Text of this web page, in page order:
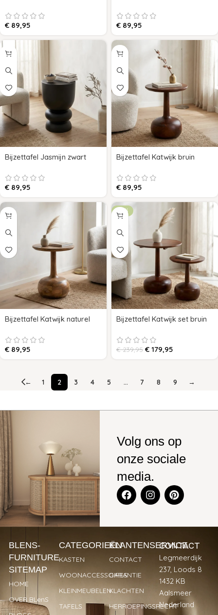
€ 89,95 € 89,95
Bijzettafel Jasmijn zwart
€ 89,95
Bijzettafel Katwijk bruin
€ 89,95
Bijzettafel Katwijk naturel
€ 89,95
-25%
Bijzettafel Katwijk set bruin
€239,95 € 179,95
← 1 2 3 4 5 … 7 8 9 →
Volg ons op
onze sociale
media.
BLENS-
FURNITURE
SITEMAP
HOME
OVER BLenS
CATEGORIEËN
KASTEN
WOONACCESSOIRES
KLEINMEUBELEN
TAFELS
KLANTENSERVICE
CONTACT
GARANTIE
KLACHTEN
HERROEPINGSRECHT
CONTACT
Legmeerdijk
237, Loods 8
1432 KB
Aalsmeer
Nederland